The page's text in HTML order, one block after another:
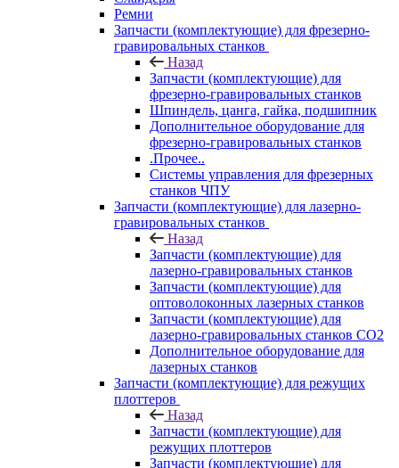
Ремни
Запчасти (комплектующие) для фрезерно-
гравировальных станков
Назад
Запчасти (комплектующие) для
фрезерно-гравировальных станков
Шпиндель, цанга, гайка, подшипник
Дополнительное оборудование для
фрезерно-гравировальных станков
.Прочее..
Системы управления для фрезерных
станков ЧПУ
Запчасти (комплектующие) для лазерно-
гравировальных станков
Назад
Запчасти (комплектующие) для
лазерно-гравировальных станков
Запчасти (комплектующие) для
оптоволоконных лазерных станков
Запчасти (комплектующие) для
лазерно-гравировальных станков CO2
Дополнительное оборудование для
лазерных станков
Запчасти (комплектующие) для режущих
плоттеров
Назад
Запчасти (комплектующие) для
режущих плоттеров
Запчасти (комплектующие) для